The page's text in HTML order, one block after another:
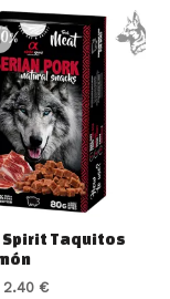
Spirit Taquitos
El
precio
original
era:
2.99 €.
2.40 €
El
precio
actual
es:
2.40 €.